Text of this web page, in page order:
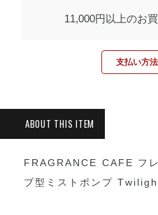
11,000円以上のお
支払い方
FRAGRANCE CAFE フ
ブ型ミストポンプ